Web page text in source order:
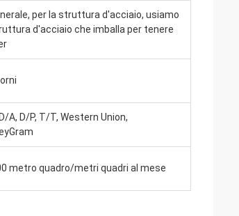
per la struttura d'acciaio, usiamo
d'acciaio che imballa per tenere
A, D/P, T/T, Western Union,
metro quadro/metri quadri al mese